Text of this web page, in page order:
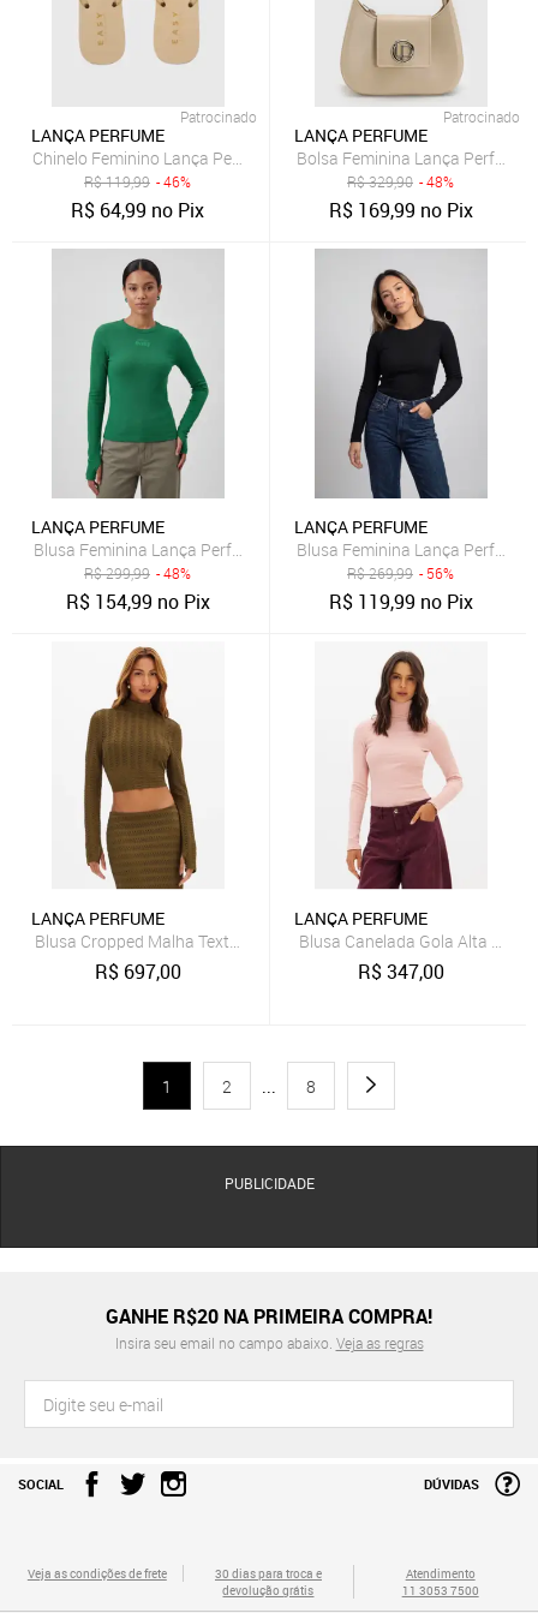
Patrocinado
LANÇA PERFUME
Chinelo Feminino Lança Perfume Monograma Bege
R$119,99 - 46%
R$ 64,99 no Pix
Patrocinado
LANÇA PERFUME
Bolsa Feminina Lança Perfume
R$329,90 - 48%
R$ 169,99 no Pix
LANÇA PERFUME
Blusa Feminina Lança Perfume Easy Verde
R$299,99 - 48%
R$ 154,99 no Pix
LANÇA PERFUME
Blusa Feminina Lança Perfume
R$269,99 - 56%
R$ 119,99 no Pix
LANÇA PERFUME
Blusa Cropped Malha Texturizada Manga Longa Lança Perfume
R$ 697,00
LANÇA PERFUME
Blusa Canelada Gola Alta
R$347,00
1 2 ... 8
PUBLICIDADE
GANHE R$20 NA PRIMEIRA COMPRA!
Insira seu email no campo abaixo. Veja as regras
SOCIAL DÚVIDAS
Veja as condições de frete
30 dias para troca e
devolução grátis
Atendimento
11 3053 7500